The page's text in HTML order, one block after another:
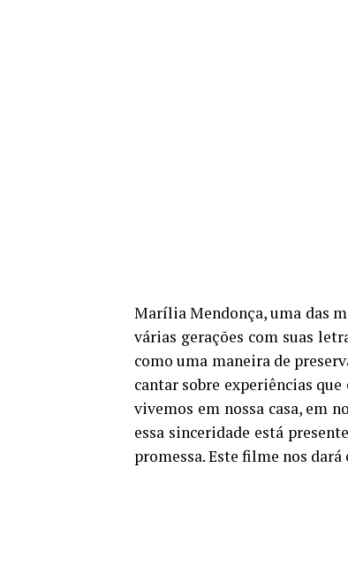
Marília Mendonça, uma das
várias gerações com suas
como uma maneira de
cantar sobre experiências
vivemos em nossa casa, em
essa sinceridade está
promessa. Este filme nos